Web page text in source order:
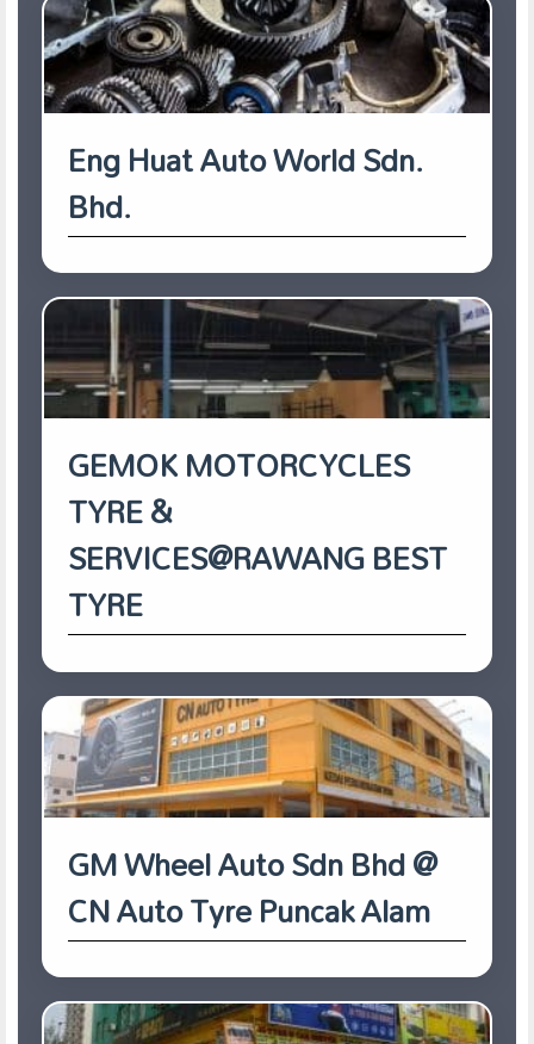
Eng Huat Auto World Sdn.
Bhd.
GEMOK MOTORCYCLES
TYRE &
SERVICES@RAWANG BEST
TYRE
GM Wheel Auto Sdn Bhd @
CN Auto Tyre Puncak Alam